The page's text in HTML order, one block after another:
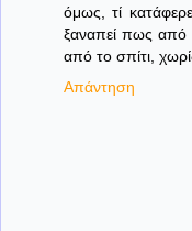
όμως, τί
ξαναπεί πως από
από το σπίτι,
Απάντηση